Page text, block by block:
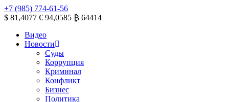
+7 (985) 774-61-56
$ 81,4077 € 94,0585 ₿ 64414
Видео
Новости
Суды
Коррупция
Криминал
Конфликт
Бизнес
Политика